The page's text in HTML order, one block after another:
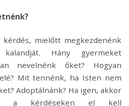
kérdés, mielőtt megkezdenénk
Hány gyermeket
nevelnénk őket? Hogyan
Mit tennénk, ha Isten nem
Adoptálnánk? Ha igen, akkor
a kérdéseken el kell